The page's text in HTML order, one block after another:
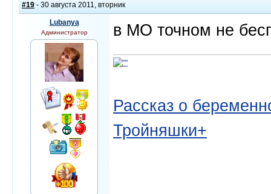
#19 - 30 августа 2011, вторник
Lubanya
Администратор в МО точном не
Рассказ о
Тройняшки+